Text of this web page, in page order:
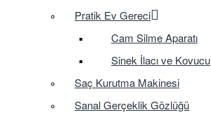
Pratik Ev Gereci
Cam Silme Aparatı
Sinek İlacı ve Kovucu
Saç Kurutma Makinesi
Sanal Gerçeklik Gözlüğü